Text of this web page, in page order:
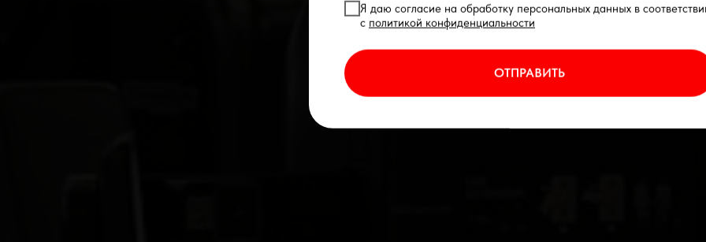
Я даю согласие на обработку персональных данных в
с политикой конфиденциальности
ОТПРАВИТЬ